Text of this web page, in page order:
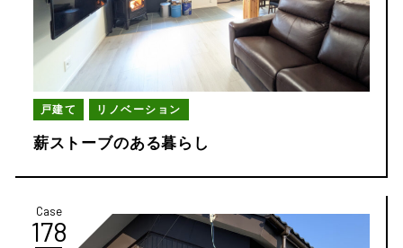
戸建て リノベーション
薪ストーブのある暮らし
Case
178